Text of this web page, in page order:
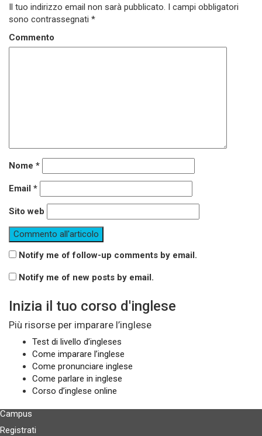
Il tuo indirizzo email non sarà pubblicato. I campi obbligatori
sono contrassegnati *
Commento
Nome *
Email *
Sito web
Notify me of follow-up comments by email.
Notify me of new posts by email.
Inizia il tuo corso d'inglese
Più risorse per imparare l’inglese
Test di livello d’ingleses
Come imparare l’inglese
Come pronunciare inglese
Come parlare in inglese
Corso d’inglese online
Campus
Registrati